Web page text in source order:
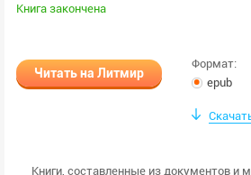
Книга закончена
Читать на Литмир
Формат:
epub
Книги, составленные из документов и